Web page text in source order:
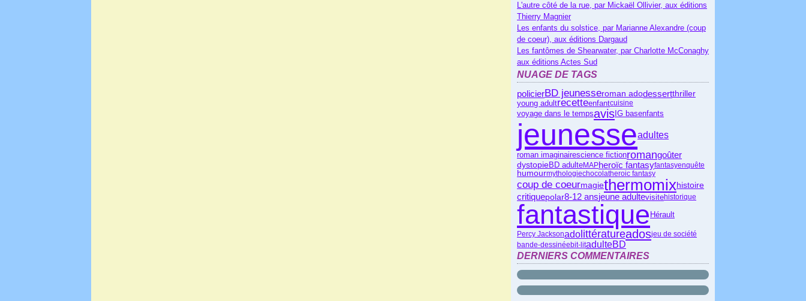
L'autre côté de la rue, par Mickaël Ollivier, aux éditions
Thierry Magnier
Les enfants du solstice, par Marianne Alexandre (coup
de coeur), aux éditions Dargaud
Les fantômes de Shearwater, par Charlotte McConaghy
aux éditions Actes Sud
NUAGE DE TAGS
policierBD jeunesseroman adodessertthriller
young adultrecetteenfantcuisine
voyage dans le tempsavis IG basenfants
jeunesseadultes
roman imaginairescience fictionromangoûter
dystopieBD adulteMAPheroïc fantasyfantasyenquête
humourmythologiechocolatheroic fantasy
coup de coeurmagiethermomixhistoire
critiquepolar8-12 ansjeune adultevisitehistorique
fantastique Hérault
Percy Jacksonadolittératureadosjeu de société
bande-dessinéebit-litadulteBD
DERNIERS COMMENTAIRES